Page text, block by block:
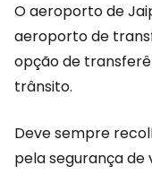
O aeroporto de
aeroporto de
opção de
trânsito.
Deve sempre
pela segurança de